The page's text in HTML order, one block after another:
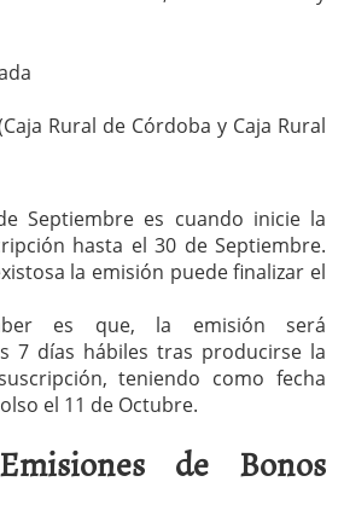
Rural de Córdoba y Caja Rural
Septiembre es cuando inicie la
hasta el 30 de Septiembre.
la emisión puede finalizar el
es que, la emisión será
7 días hábiles tras producirse la
teniendo como fecha
el 11 de Octubre.
de Bonos